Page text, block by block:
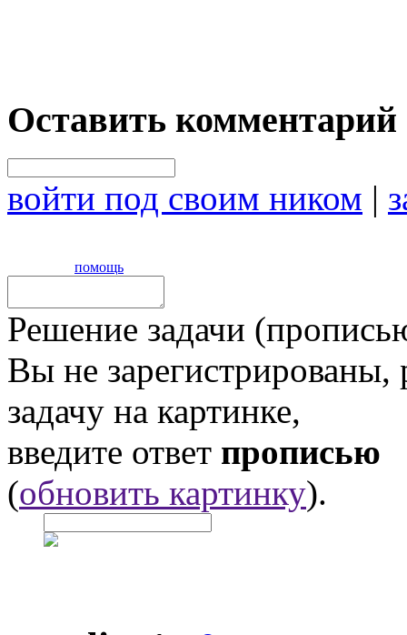
Оставить комментарий
войти под своим ником |
помощь
Решение задачи
Вы не
задачу на картинке,
введите ответ прописью
(обновить картинку).